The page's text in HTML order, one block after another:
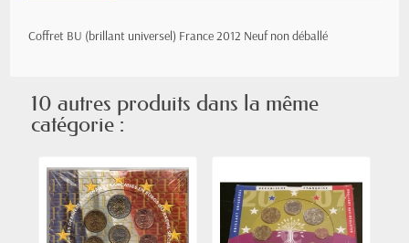
Coffret BU (brillant universel) France 2012 Neuf non déballé
10 autres produits dans la même
catégorie :